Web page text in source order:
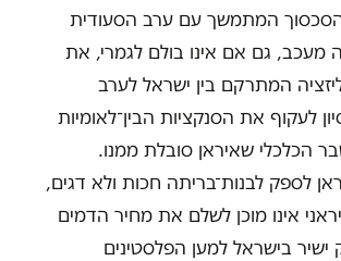
הסכסוך המתמשך עם ערב הסעודית
מעכב, גם אם אינו בולם לגמרי, את
המתרקם בין ישראל לערב
לעקוף את הסנקציות הבין־לאומיות
הכלכלי שאיראן סובלת ממנו.
לספק לבנות־בריתה חכות ולא דגים,
אינו מוכן לשלם את מחיר הדמים
בישראל למען הפלסטינים